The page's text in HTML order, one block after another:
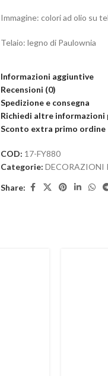
Immagine: colori ad olio su
Telaio: legno di Paulownia
Informazioni aggiuntive
Recensioni (0)
Spedizione e consegna
Richiedi altre
Sconto extra primo ordine
COD: 17-FY880
Categorie: DECORAZIONI
Share: